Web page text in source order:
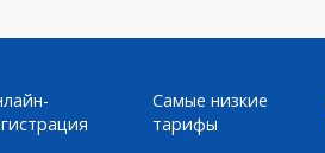
Самые низкие
тарифы